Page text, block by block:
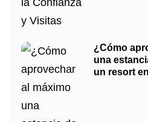
¿Cómo
una
un resort